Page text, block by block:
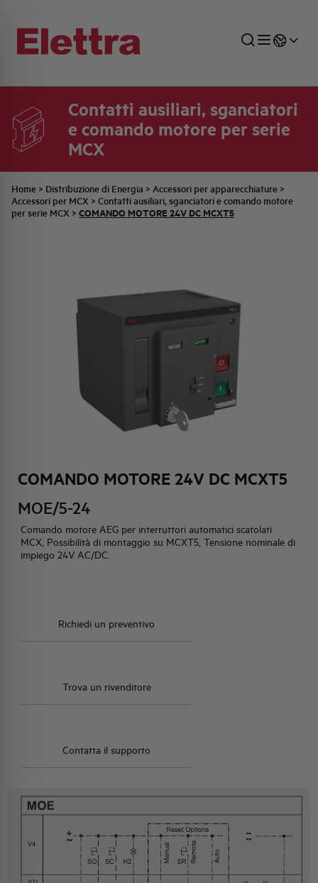
Contatti ausiliari, sganciatori
e comando motore per serie
MCX
Home > Distribuzione di Energia > Accessori per apparecchiature >
Accessori per MCX > Contatti ausiliari, sganciatori e comando motore
per serie MCX > COMANDO MOTORE 24V DC MCXT5
COMANDO MOTORE 24V DC MCXT5
MOE/5-24
Comando motore AEG per interruttori automatici scatolati
MCX, Possibilità di montaggio su MCXT5, Tensione nominale di
impiego 24V AC/DC.
Richiedi un preventivo
Trova un rivenditore
Contatta il supporto
SETTORI
INDUSTRIALE
RESIDENZIALE
DISTRIBUZIONE DI ENERGIA
AUTOMAZIONE INDUSTRIALE
SISTEMA QUADRI
ELEMENTO
RETE COMMERCIALE
UFFICIO TECNICO
QUALITÀ
PREVENTIVAZIONE
COMMESSE QUADRI
AZIENDA
FAMIGLIA BELLINI
STORIA ELETTRA
IDENTITÀ AZIENDALE
HQ & TEAM
ATTIVITÀ E MERCATI
TUTTE LE NEWS
ULTIME NOTIZIE ISTITUZIONALI
COMUNICATI INTERNI
JOB CAREERS
PARTNER